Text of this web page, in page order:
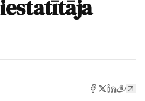
iestatītāja